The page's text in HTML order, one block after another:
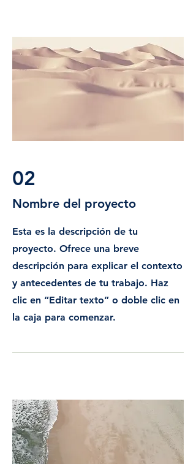
02
Nombre del proyecto
Esta es la descripción de tu
proyecto. Ofrece una breve
descripción para explicar el contexto
y antecedentes de tu trabajo. Haz
clic en “Editar texto” o doble clic en
la caja para comenzar.